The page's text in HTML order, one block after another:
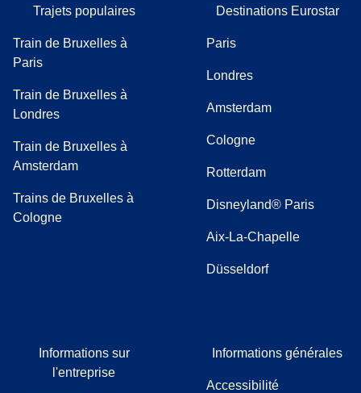
Trajets populaires
Train de Bruxelles à
Paris
Train de Bruxelles à
Londres
Train de Bruxelles à
Amsterdam
Trains de Bruxelles à
Cologne
Destinations Eurostar
Paris
Londres
Amsterdam
Cologne
Rotterdam
Disneyland® Paris
Aix-La-Chapelle
Düsseldorf
Informations sur
l'entreprise
Informations générales
Accessibilité